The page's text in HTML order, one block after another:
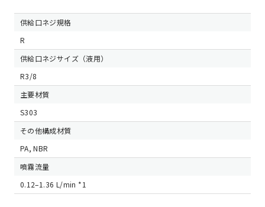
供給口ネジ規格
R
供給口ネジサイズ（液用）
R3/8
主要材質
S303
その他構成材質
PA, NBR
噴霧流量
0.12–1.36 L/min *1